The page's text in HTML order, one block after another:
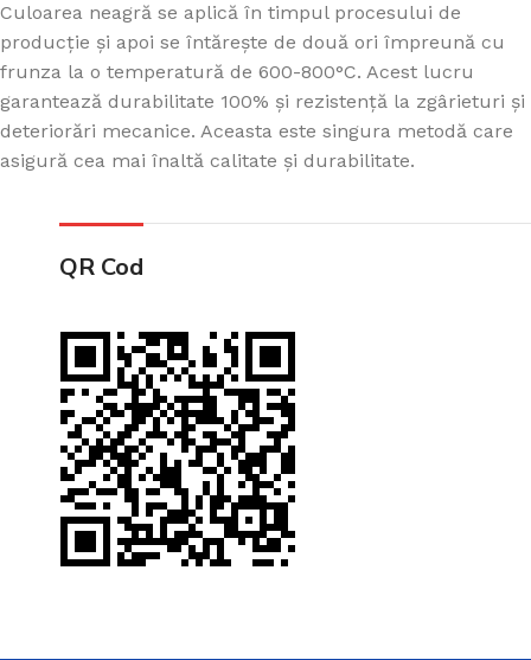
Culoarea neagră se aplică în timpul procesului de
producție și apoi se întărește de două ori împreună cu
frunza la o temperatură de 600-800°C. Acest lucru
garantează durabilitate 100% și rezistență la zgârieturi și
deteriorări mecanice. Aceasta este singura metodă care
asigură cea mai înaltă calitate și durabilitate.
QR Cod